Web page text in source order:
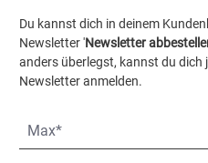
Du kannst dich in deinem
Newsletter 'Newsletter
anders überlegst, kannst du dich
Newsletter anmelden.